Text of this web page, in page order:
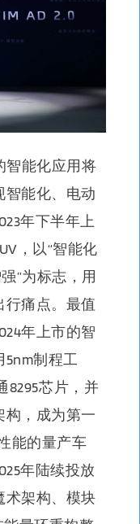
智能化应用将
智能化、电动
年下半年上
，以“智能化
”为标志，用
痛点。 最值
年上市的智
制程工
8295芯片，并
构，成为第一
能的量产车
年陆续投放
术架构、模块